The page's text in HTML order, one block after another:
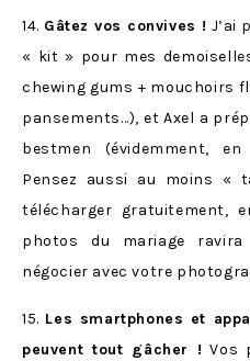
14. Gâtez vos convives ! J’ai
« kit » pour mes
chewing gums + mouchoirs
pansements…), et Axel a
bestmen (évidemment,
Pensez aussi au moins «
télécharger gratuitement,
photos du mariage
négocier avec votre
15. Les smartphones et
peuvent tout gâcher ! Vos